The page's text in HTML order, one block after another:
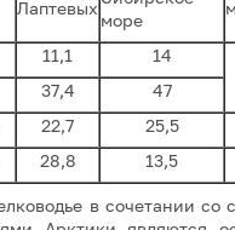
Лаптевых
море
11,1
14
37,4
47
22,7 25,5
28,8 13,5
в сочетании со